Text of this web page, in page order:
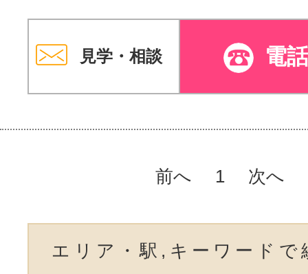
見学・相談 電
前へ 1 次へ
エリア・駅,キーワードで